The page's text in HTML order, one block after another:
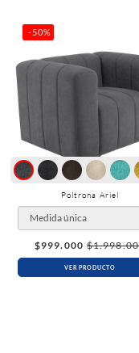
-50%
Poltrona Ariel
$999.000
VER PRODUCTO